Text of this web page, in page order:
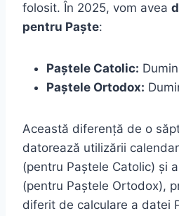
folosit. În 2025, vom avea
pentru Paște:
Paștele Catolic:
Paștele Ortodox:
Această diferență de o
datorează utilizării
(pentru Paștele Catolic) și
(pentru Paștele Ortodox),
diferit de calculare a datei